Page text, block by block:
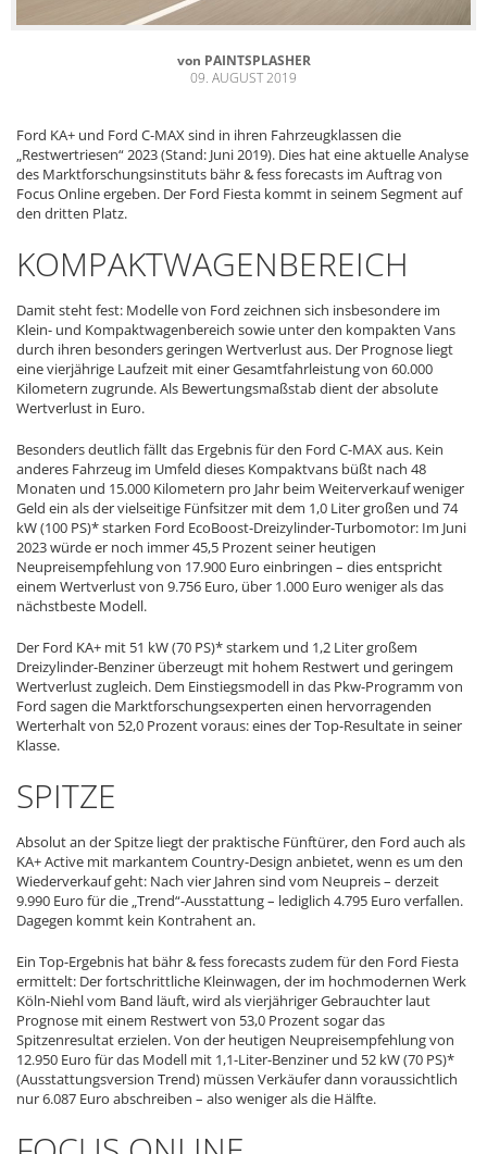
von PAINTSPLASHER
09. AUGUST 2019
Ford KA+ und Ford C-MAX sind in ihren Fahrzeugklassen die
„Restwertriesen“ 2023 (Stand: Juni 2019). Dies hat eine aktuelle Analyse
des Marktforschungsinstituts bähr & fess forecasts im Auftrag von
Focus Online ergeben. Der Ford Fiesta kommt in seinem Segment auf
den dritten Platz.
KOMPAKTWAGENBEREICH
Damit steht fest: Modelle von Ford zeichnen sich insbesondere im
Klein- und Kompaktwagenbereich sowie unter den kompakten Vans
durch ihren besonders geringen Wertverlust aus. Der Prognose liegt
eine vierjährige Laufzeit mit einer Gesamtfahrleistung von 60.000
Kilometern zugrunde. Als Bewertungsmaßstab dient der absolute
Wertverlust in Euro.
Besonders deutlich fällt das Ergebnis für den Ford C-MAX aus. Kein
anderes Fahrzeug im Umfeld dieses Kompaktvans büßt nach 48
Monaten und 15.000 Kilometern pro Jahr beim Weiterverkauf weniger
Geld ein als der vielseitige Fünfsitzer mit dem 1,0 Liter großen und 74
kW (100 PS)* starken Ford EcoBoost-Dreizylinder-Turbomotor: Im Juni
2023 würde er noch immer 45,5 Prozent seiner heutigen
Neupreisempfehlung von 17.900 Euro einbringen – dies entspricht
einem Wertverlust von 9.756 Euro, über 1.000 Euro weniger als das
nächstbeste Modell.
Der Ford KA+ mit 51 kW (70 PS)* starkem und 1,2 Liter großem
Dreizylinder-Benziner überzeugt mit hohem Restwert und geringem
Wertverlust zugleich. Dem Einstiegsmodell in das Pkw-Programm von
Ford sagen die Marktforschungsexperten einen hervorragenden
Werterhalt von 52,0 Prozent voraus: eines der Top-Resultate in seiner
Klasse.
SPITZE
Absolut an der Spitze liegt der praktische Fünftürer, den Ford auch als
KA+ Active mit markantem Country-Design anbietet, wenn es um den
Wiederverkauf geht: Nach vier Jahren sind vom Neupreis – derzeit
9.990 Euro für die „Trend“-Ausstattung – lediglich 4.795 Euro verfallen.
Dagegen kommt kein Kontrahent an.
Ein Top-Ergebnis hat bähr & fess forecasts zudem für den Ford Fiesta
ermittelt: Der fortschrittliche Kleinwagen, der im hochmodernen Werk
Köln-Niehl vom Band läuft, wird als vierjähriger Gebrauchter laut
Prognose mit einem Restwert von 53,0 Prozent sogar das
Spitzenresultat erzielen. Von der heutigen Neupreisempfehlung von
12.950 Euro für das Modell mit 1,1-Liter-Benziner und 52 kW (70 PS)*
(Ausstattungsversion Trend) müssen Verkäufer dann voraussichtlich
nur 6.087 Euro abschreiben – also weniger als die Hälfte.